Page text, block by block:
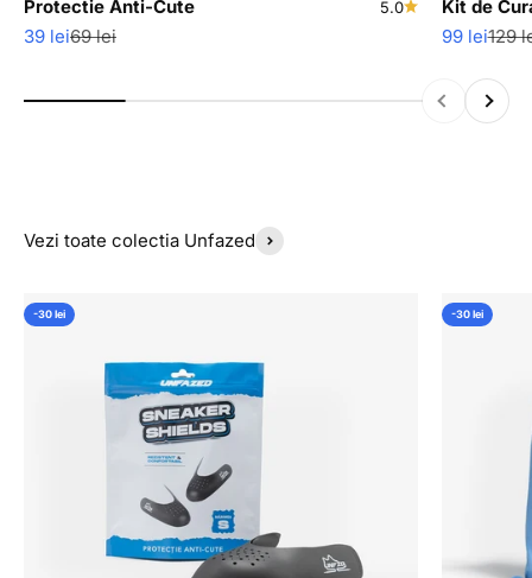
Protectie Anti-Cute 5.0
Pret redus
39 leiPret normal
69 lei
Kit de
Pret redus
99 leiPret
129
InapoiInainte
Vezi toate colectia Unfazed
-30 lei -30 lei